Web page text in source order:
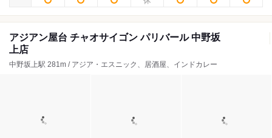
アジアン屋台 チャオサイゴン パリバール 中野坂
上店
中野坂上駅 281m / アジア・エスニック、居酒屋、インドカレー